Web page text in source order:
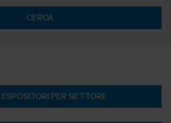
CERCA
ESPOSITORI PER SETTORE